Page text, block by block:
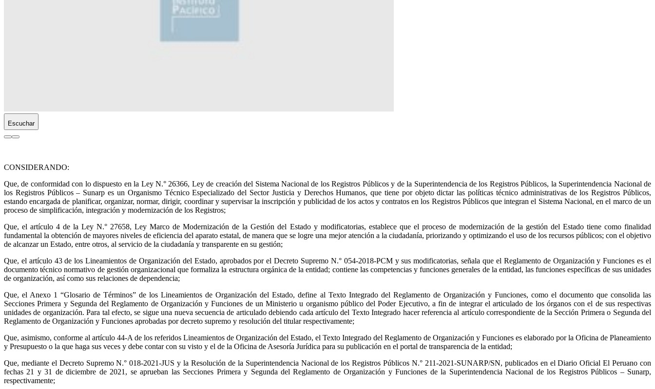
Escuchar
CONSIDERANDO:
Que, de conformidad con lo dispuesto en la Ley N.° 26366, Ley de creación del Sistema Nacional de los Registros Públicos y de la Superintendencia de los Registros Públicos, la Superintendencia Nacional de
los Registros Públicos – Sunarp es un Organismo Técnico Especializado del Sector Justicia y Derechos Humanos, que tiene por objeto dictar las políticas técnico administrativas de los Registros Públicos,
estando encargada de planificar, organizar, normar, dirigir, coordinar y supervisar la inscripción y publicidad de los actos y contratos en los Registros Públicos que integran el Sistema Nacional, en el marco de un
proceso de simplificación, integración y modernización de los Registros;
Que, el artículo 4 de la Ley N.° 27658, Ley Marco de Modernización de la Gestión del Estado y modificatorias, establece que el proceso de modernización de la gestión del Estado tiene como finalidad
fundamental la obtención de mayores niveles de eficiencia del aparato estatal, de manera que se logre una mejor atención a la ciudadanía, priorizando y optimizando el uso de los recursos públicos; con el objetivo
de alcanzar un Estado, entre otros, al servicio de la ciudadanía y transparente en su gestión;
Que, el artículo 43 de los Lineamientos de Organización del Estado, aprobados por el Decreto Supremo N.° 054-2018-PCM y sus modificatorias, señala que el Reglamento de Organización y Funciones es el
documento técnico normativo de gestión organizacional que formaliza la estructura orgánica de la entidad; contiene las competencias y funciones generales de la entidad, las funciones específicas de sus unidades
de organización, así como sus relaciones de dependencia;
Que, el Anexo 1 “Glosario de Términos” de los Lineamientos de Organización del Estado, define al Texto Integrado del Reglamento de Organización y Funciones, como el documento que consolida las
Secciones Primera y Segunda del Reglamento de Organización y Funciones de un Ministerio u organismo público del Poder Ejecutivo, a fin de integrar el articulado de los órganos con el de sus respectivas
unidades de organización. Para tal efecto, se sigue una nueva secuencia de articulado debiendo cada artículo del Texto Integrado hacer referencia al artículo correspondiente de la Sección Primera o Segunda del
Reglamento de Organización y Funciones aprobadas por decreto supremo y resolución del titular respectivamente;
Que, asimismo, conforme al artículo 44-A de los referidos Lineamientos de Organización del Estado, el Texto Integrado del Reglamento de Organización y Funciones es elaborado por la Oficina de Planeamiento
y Presupuesto o la que haga sus veces y debe contar con su visto y el de la Oficina de Asesoría Jurídica para su publicación en el portal de transparencia de la entidad;
Que, mediante el Decreto Supremo N.° 018-2021-JUS y la Resolución de la Superintendencia Nacional de los Registros Públicos N.° 211-2021-SUNARP/SN, publicados en el Diario Oficial El Peruano con
fechas 21 y 31 de diciembre de 2021, se aprueban las Secciones Primera y Segunda del Reglamento de Organización y Funciones de la Superintendencia Nacional de los Registros Públicos – Sunarp,
respectivamente;